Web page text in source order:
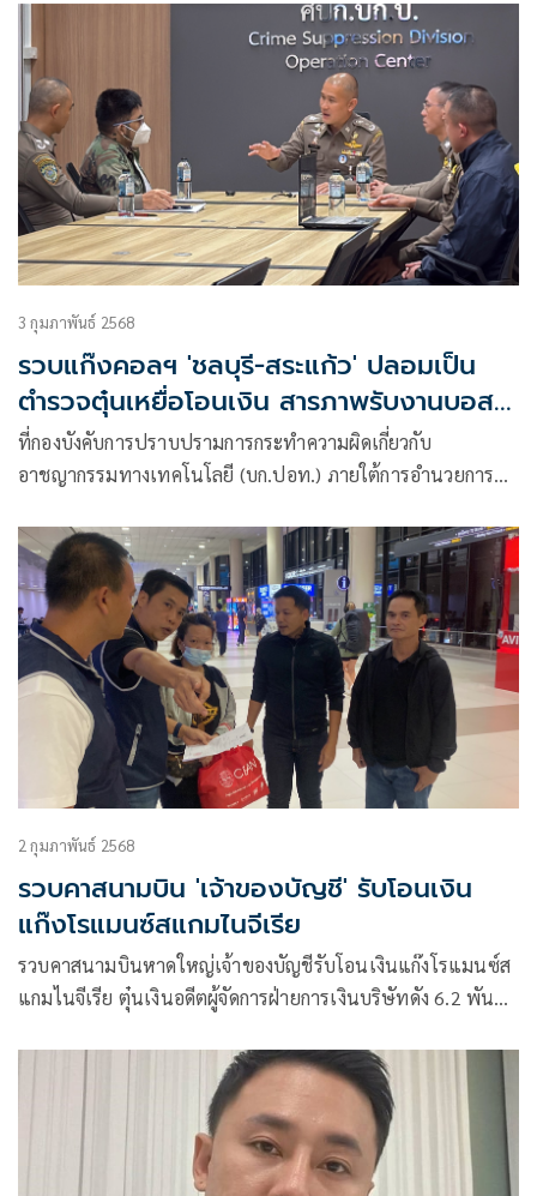
3 กุมภาพันธ์ 2568
รวบแก๊งคอลฯ 'ชลบุรี-สระแก้ว' ปลอมเป็น
ตำรวจตุ๋นเหยื่อโอนเงิน สารภาพรับงานบอส
ชาวจีน
ที่กองบังคับการปราบปรามการกระทำความผิดเกี่ยวกับ
อาชญากรรมทางเทคโนโลยี (บก.ปอท.) ภายใต้การอำนวยการ
ผบก.ปอท. พ.ต.อ.พรศักดิ์ เลารุจิราลัยพ.ต.อ.กฤษฎาพร ปาน
โปร่ง พ.ต.อ.วัชรพันธ์ ศิริพากย์ พ.ต.อ.เนติ วงษ์กุหลาบ
2 กุมภาพันธ์ 2568
รวบคาสนามบิน 'เจ้าของบัญชี' รับโอนเงิน
แก๊งโรแมนซ์สแกมไนจีเรีย
รวบคาสนามบินหาดใหญ่เจ้าของบัญชีรับโอนเงินแก๊งโรแมนซ์ส
แกมไนจีเรีย ตุ๋นเงินอดีตผู้จัดการฝ่ายการเงินบริษัทดัง 6.2 พัน